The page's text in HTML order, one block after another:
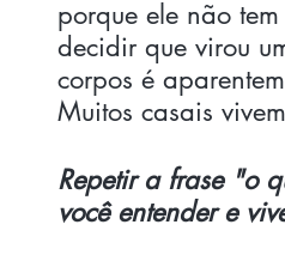
porque ele não
decidir que virou
corpos é
Muitos casais
Repetir a frase "o
você entender e